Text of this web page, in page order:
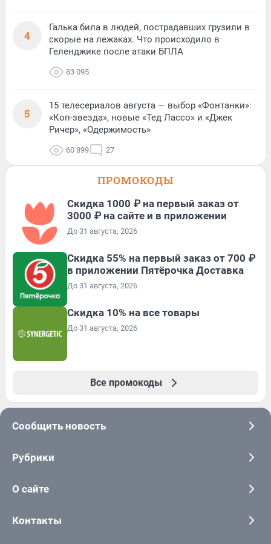
4
Галька била в людей, пострадавших грузили в
скорые на лежаках. Что происходило в
Геленджике после атаки БПЛА
83 095
5
15 телесериалов августа — выбор «Фонтанки»:
«Коп-звезда», новые «Тед Лассо» и «Джек
Ричер», «Одержимость»
60 899 27
ПРОМОКОДЫ
Скидка 1000 ₽ на первый заказ от
3000 ₽ на сайте и в приложении
До 31 августа, 2026
Скидка 55% на первый заказ от 700 ₽
в приложении Пятёрочка Доставка
До 31 августа, 2026
Скидка 10% на все товары
До 31 августа, 2026
Все промокоды
Сообщить новость
Рубрики
О сайте
Контакты